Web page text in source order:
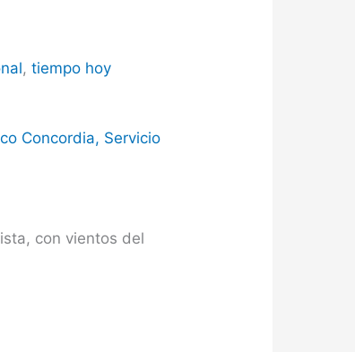
,tiempo hoy
Concordia, Servicio
con vientos del